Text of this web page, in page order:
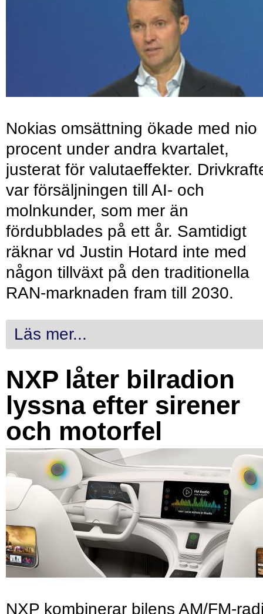
Nokias omsättning ökade med nio
procent under andra kvartalet,
justerat för valutaeffekter.
var försäljningen till AI- och
molnkunder, som mer än
fördubblades på ett år. Samtidigt
räknar vd Justin Hotard inte med
någon tillväxt på den traditionella
RAN-marknaden fram till 2030.
Läs mer...
NXP låter bilradion
lyssna efter sirener
och motorfel
NXP kombinerar bilens AM/FM-